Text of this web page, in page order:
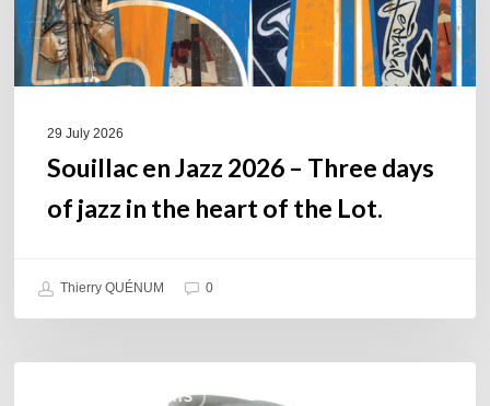
jazz
in
the
29 July 2026
Souillac en Jazz 2026 – Three days
of jazz in the heart of the Lot.
Thierry QUÉNUM 0
COULEURS JAZZ HITS